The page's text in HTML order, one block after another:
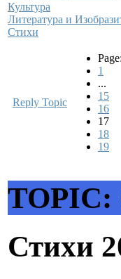
Культура
Литература и
Стихи
Reply Topic
Page:
1
...
15
16
17
18
19
TOPIC:
Стихи